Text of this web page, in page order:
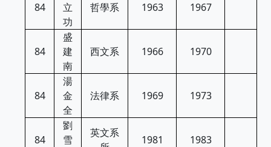
84
立
功
哲學系 1963 1967
84
盛
建
南
西文系 1966 1970
84
湯
金
全
法律系 1969 1973
84
劉
雪
英文系
1981 1983